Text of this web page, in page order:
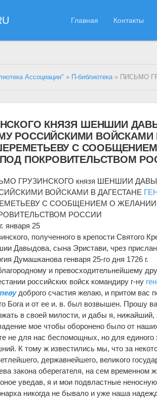
Главная Контакты
Ассоциации" » П-библиотека» ПИСЬМО ГРУЗИНСКОГО
КНЯЗЯ ШЕНШИИ
РОССИЙСКИМИ ВОЙСКАМИ
С
ПОКРОВИТЕЛЬСТВОМ
ГРУЗИНСКОГО князя ШЕНШИИ
ВОЙСКАМИ В ДАГЕСТАНЕ
С СООБЩЕНИЕМ О ЖЕЛАНИИ
РОССИИ
января 25
полученного в крепости Святого
Давыдова, сына Эристави, чрез
Думашканова генваря 25-го дня 1726 г.
и превосходительнейшему
российских войск командиру г-ну
доброго счастия желаю, и притом вас
Бога и от ее и. в. был возвышен. Прошу
в своей милости, и дабы я,
мое чтобы оборонено было от
не для нас беспомощных, но для единого
К тому ж известились мы, что за
державнейшего, великого
закона оберегателя, на сем временном
уведав, я и мои подвластные
никогда не бывало и уже наша